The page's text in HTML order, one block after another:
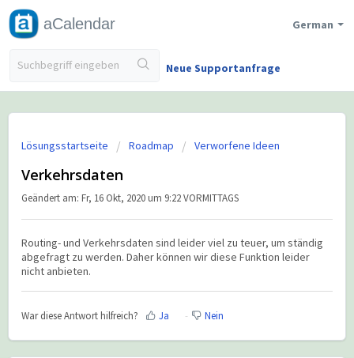
aCalendar German
Neue Supportanfrage
Lösungsstartseite Roadmap Verworfene Ideen
Verkehrsdaten
Geändert am: Fr, 16 Okt, 2020 um 9:22 VORMITTAGS
Routing- und Verkehrsdaten sind leider viel zu teuer, um ständig
abgefragt zu werden. Daher können wir diese Funktion leider
nicht anbieten.
War diese Antwort hilfreich? Ja Nein